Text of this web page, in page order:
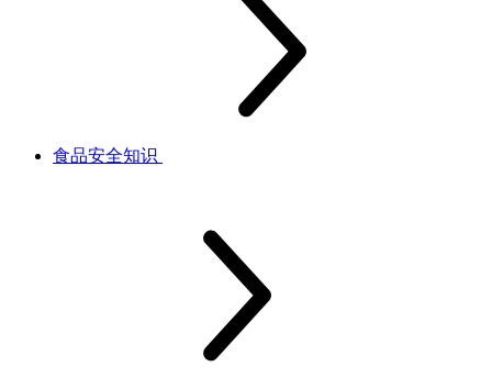
食品安全知识